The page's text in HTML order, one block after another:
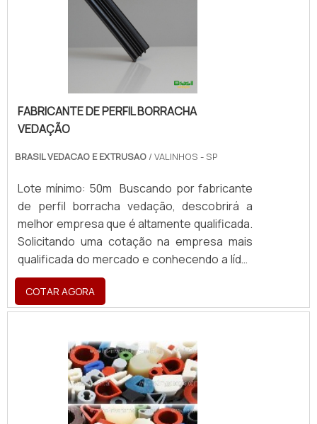
FABRICANTE DE PERFIL BORRACHA
VEDAÇÃO
BRASIL VEDACAO E EXTRUSAO / VALINHOS - SP
Lote mínimo: 50m Buscando por fabricante
de perfil borracha vedação, descobrirá a
melhor empresa que é altamente qualificada.
Solicitando uma cotação na empresa mais
qualificada do mercado e conhecendo a líder
da área de atuação. DETALHES SOBRE
FABRICANTE DE PERFIL BORRACHA VEDAÇÃO
Quem procura por fabricante de perfil
Brasil Vedação. Disponibilizando para os
clientes borrachas fabricadas no composto
de ECO PVC e espumas adesivas em PVC e
polietileno, disponibilizando tudo que há de
mais atual para garantir a qualidade final para
COTAR AGORA